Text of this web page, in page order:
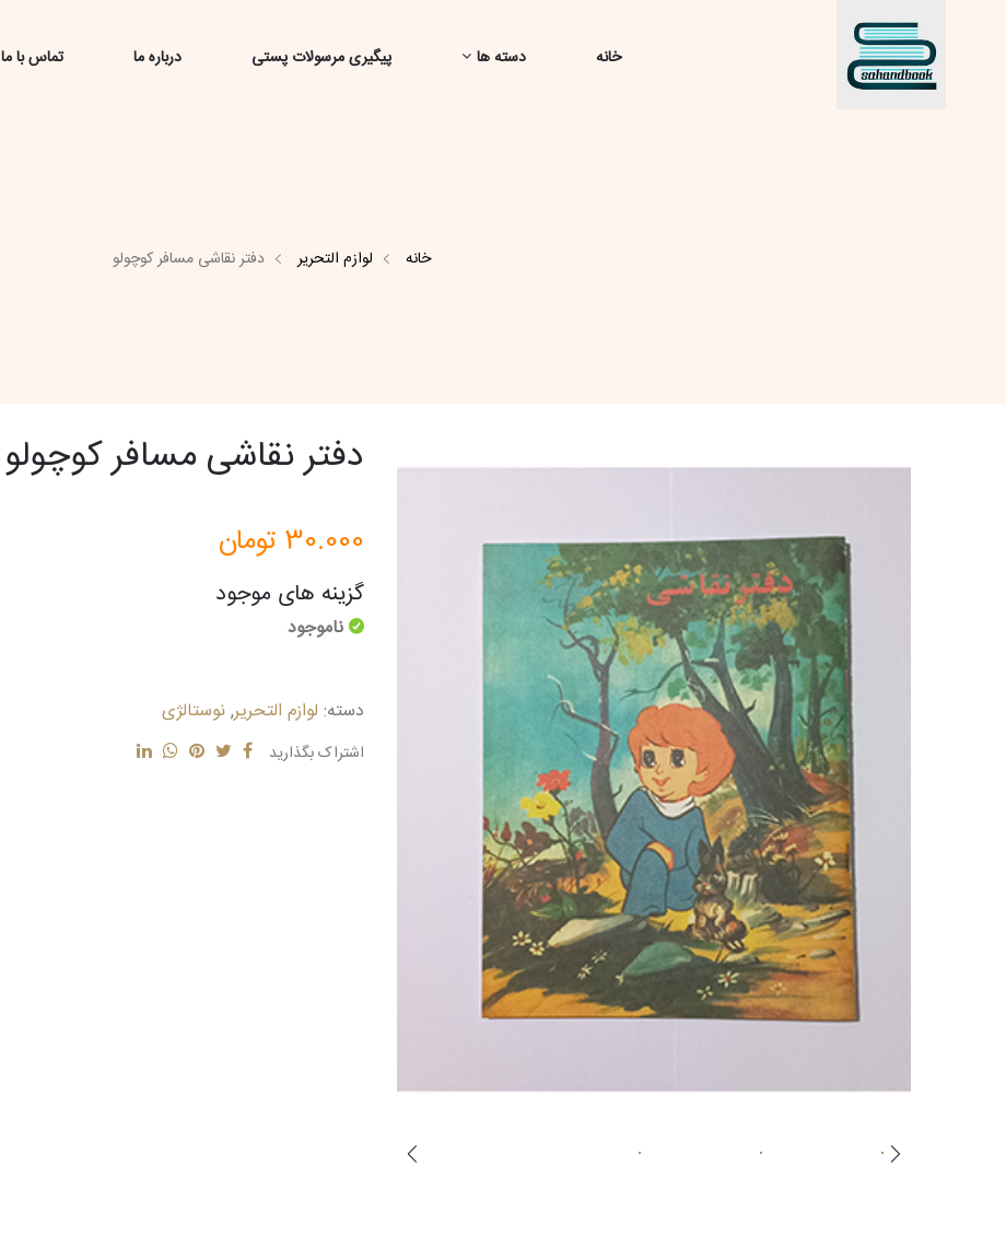
خانه دسته ها پیگیری مرسولات پستی درباره ما تماس با ما
خانه لوازم التحریر دفتر نقاشی مسافر کوچولو
دفتر نقاشی مسافر کوچولو
30.000 تومان
گزینه های موجود
ناموجود
دسته: لوازم التحریر,نوستالژی
اشتراک بگذارید